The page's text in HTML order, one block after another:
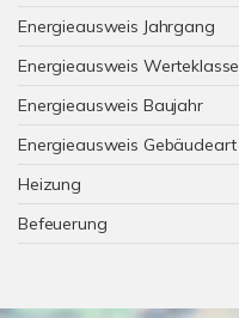
Energieausweis Jahrgang
Energieausweis Werteklasse
Energieausweis Baujahr
Energieausweis Gebäudeart
Heizung
Befeuerung